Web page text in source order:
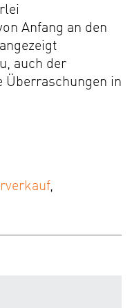
Anfang an den
auch der
Überraschungen in
,